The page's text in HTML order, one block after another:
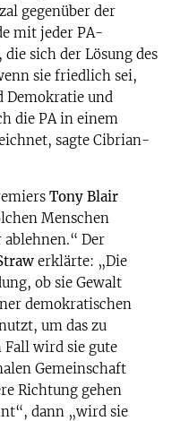
gegenüber der
mit jeder PA-
sich der Lösung des
sie friedlich sei,
Demokratie und
die PA in einem
sagte Cibrian-
Tony Blair
Menschen
Der
erklärte: „Die
ob sie Gewalt
demokratischen
um das zu
wird sie gute
Gemeinschaft
Richtung gehen
dann „wird sie